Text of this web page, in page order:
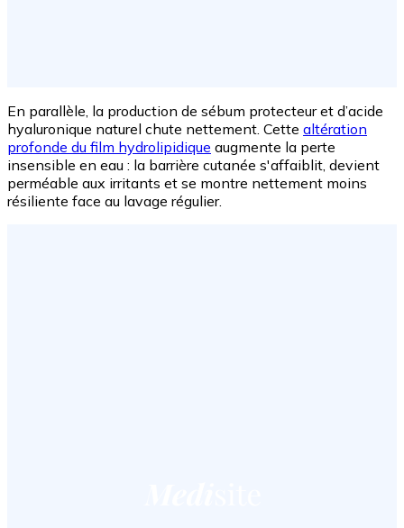
En parallèle, la production de sébum protecteur et d’acide
hyaluronique naturel chute nettement. Cette altération
profonde du film hydrolipidique augmente la perte
insensible en eau : la barrière cutanée s'affaiblit, devient
perméable aux irritants et se montre nettement moins
résiliente face au lavage régulier.